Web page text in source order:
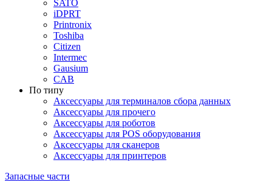
SATO
iDPRT
Printronix
Toshiba
Citizen
Intermec
Gausium
CAB
По типу
Аксессуары для терминалов сбора данных
Аксессуары для прочего
Аксессуары для роботов
Аксессуары для POS оборудования
Аксессуары для сканеров
Аксессуары для принтеров
Запасные части